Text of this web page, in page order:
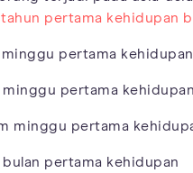
tahun pertama kehidupan
minggu pertama kehidupan
minggu pertama kehidupan
minggu pertama
pertama kehidupan